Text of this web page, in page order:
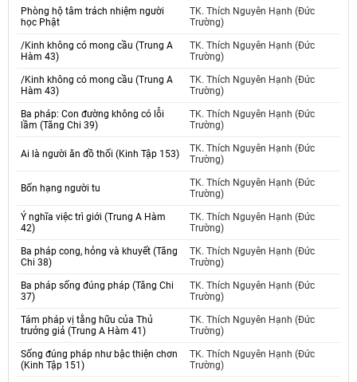
Phòng hộ tâm trách nhiệm người
học Phật
TK. Thích Nguyên Hạnh (Đức
Trường)
/Kinh không có mong cầu (Trung A
Hàm 43)
TK. Thích Nguyên Hạnh (Đức
Trường)
/Kinh không có mong cầu (Trung A
Hàm 43)
TK. Thích Nguyên Hạnh (Đức
Trường)
Ba pháp: Con đường không có lỗi
lầm (Tăng Chi 39)
TK. Thích Nguyên Hạnh (Đức
Trường)
Ai là người ăn đồ thối (Kinh Tập 153)
TK. Thích Nguyên Hạnh (Đức
Trường)
Bốn hạng người tu
TK. Thích Nguyên Hạnh (Đức
Trường)
Ý nghĩa việc trì giới (Trung A Hàm
42)
TK. Thích Nguyên Hạnh (Đức
Trường)
Ba pháp cong, hỏng và khuyết (Tăng
Chi 38)
TK. Thích Nguyên Hạnh (Đức
Trường)
Ba pháp sống đúng pháp (Tăng Chi
37)
TK. Thích Nguyên Hạnh (Đức
Trường)
Tám pháp vị tằng hữu của Thủ
trưởng giả (Trung A Hàm 41)
TK. Thích Nguyên Hạnh (Đức
Trường)
Sống đúng pháp như bậc thiện chơn
(Kinh Tập 151)
TK. Thích Nguyên Hạnh (Đức
Trường)